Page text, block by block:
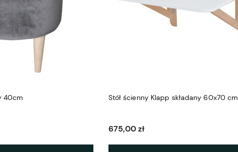
40cm Stół ścienny Klapp składany 60x70 cm
675,00 zł